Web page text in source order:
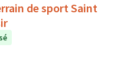
de sport Saint